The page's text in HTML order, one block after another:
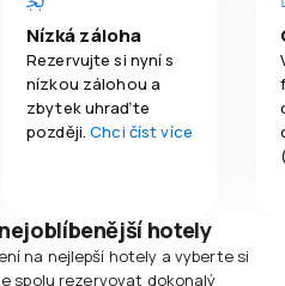
Nízká záloha
Rezervujte si nyní s
nízkou zálohou a
zbytek uhraďte
později.Chci číst více
hotely
na nejlepší hotely a vyberte si
spolu rezervovat dokonalý